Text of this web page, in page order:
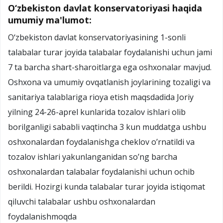
O‘zbekiston davlat konservatoriyasi haqida
umumiy ma'lumot:
O‘zbekiston davlat konservatoriyasining 1-sonli
talabalar turar joyida talabalar foydalanishi uchun jami
7 ta barcha shart-sharoitlarga ega oshxonalar mavjud.
Oshxona va umumiy ovqatlanish joylarining tozaligi va
sanitariya talablariga rioya etish maqsdadida Joriy
yilning 24-26-aprel kunlarida tozalov ishlari olib
borilganligi sababli vaqtincha 3 kun muddatga ushbu
oshxonalardan foydalanishga cheklov o’rnatildi va
tozalov ishlari yakunlanganidan so’ng barcha
oshxonalardan talabalar foydalanishi uchun ochib
berildi. Hozirgi kunda talabalar turar joyida istiqomat
qiluvchi talabalar ushbu oshxonalardan
foydalanishmoqda